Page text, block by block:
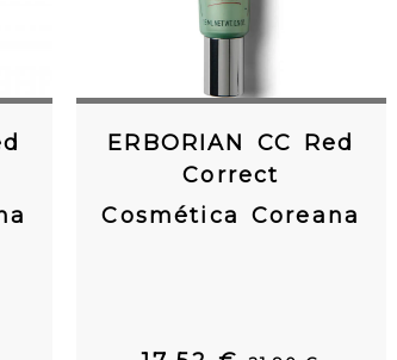
ERBORIAN CC Red
Correct
Cosmética Coreana